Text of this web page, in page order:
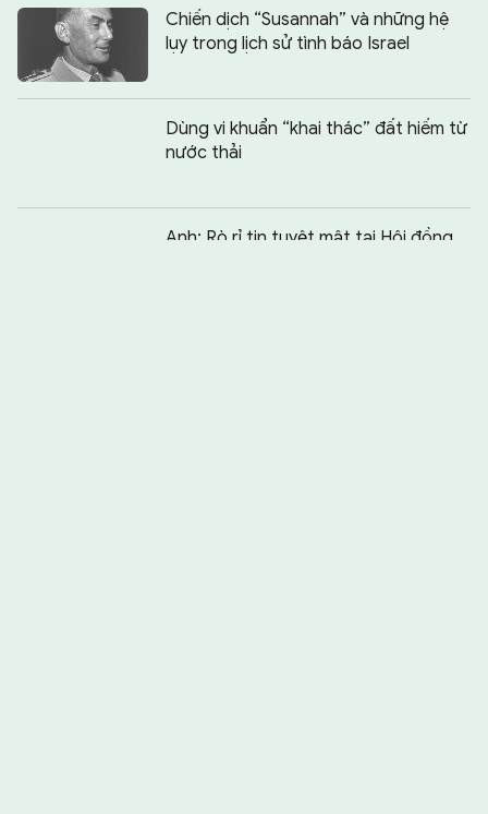
Chiến dịch “Susannah” và những hệ
lụy trong lịch sử tình báo Israel
Dùng vi khuẩn “khai thác” đất hiếm từ
nước thải
Anh: Rò rỉ tin tuyệt mật tại Hội đồng